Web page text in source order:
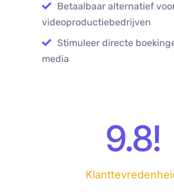
Betaalbaar alternatief
videoproductiebedrijven
Stimuleer directe
media
9.8!